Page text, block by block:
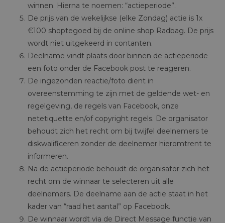
winnen. Hierna te noemen: “actieperiode”.
De prijs van de wekelijkse (elke Zondag) actie is 1x
€100 shoptegoed bij de online shop Radbag. De prijs
wordt niet uitgekeerd in contanten.
Deelname vindt plaats door binnen de actieperiode
een foto onder de Facebook post te reageren.
De ingezonden reactie/foto dient in
overeenstemming te zijn met de geldende wet- en
regelgeving, de regels van Facebook, onze
netetiquette en/of copyright regels. De organisator
behoudt zich het recht om bij twijfel deelnemers te
diskwalificeren zonder de deelnemer hieromtrent te
informeren.
Na de actieperiode behoudt de organisator zich het
recht om de winnaar te selecteren uit alle
deelnemers. De deelname aan de actie staat in het
kader van “raad het aantal” op Facebook.
De winnaar wordt via de Direct Message functie van